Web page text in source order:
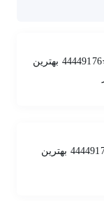
لیست باربری های نسیم‌شهر⭐️44449176 بهترین
لیست باربری های اندیشه ⭐️44449176 بهترین